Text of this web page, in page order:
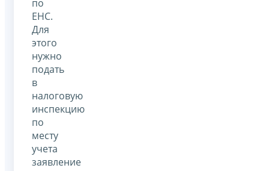
по
ЕНС.
Для
этого
нужно
подать
в
налоговую
инспекцию
по
месту
учета
заявление